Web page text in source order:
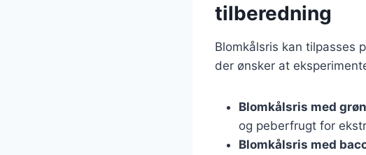
tilberedning
Blomkålsris kan tilpasses
der ønsker at
Blomkålsris med
og peberfrugt for
Blomkålsris med